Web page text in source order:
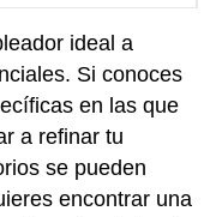
ideal a
Si conoces
en las que
a refinar tu
se pueden
encontrar una